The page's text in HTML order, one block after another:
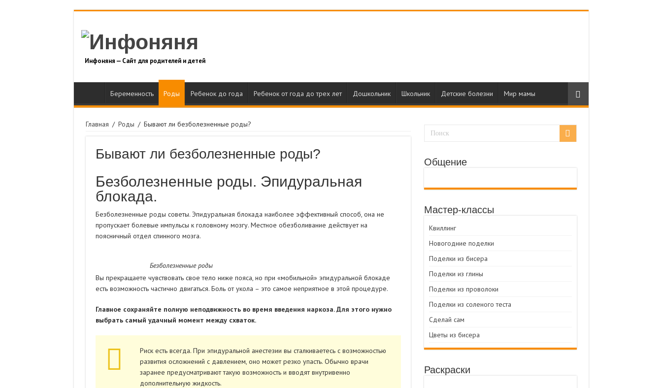
Инфоняня — Сайт для родителей и детей
Беременность Роды Ребенок до года Ребенок от года до трех лет Дошкольник Школьник Детские болезни Мир мамы
Главная / Роды / Бывают ли безболезненные роды?
Бывают ли безболезненные роды?
Безболезненные роды. Эпидуральная
блокада.
Безболезненные роды советы. Эпидуральная блокада наиболее эффективный способ, она не
пропускает болевые импульсы к головному мозгу. Местное обезболивание действует на
поясничный отдел спинного мозга.
Безболезненные роды
Вы прекращаете чувствовать свое тело ниже пояса, но при «мобильной» эпидуральной блокаде
есть возможность частично двигаться. Боль от укола – это самое неприятное в этой процедуре.
Главное сохраняйте полную неподвижность во время введения наркоза. Для этого нужно
выбрать самый удачный момент между схваток.
Риск есть всегда. При эпидуральной анестезии вы сталкиваетесь с возможностью
развития осложнений с давлением, оно может резко упасть. Обычно врачи
заранее предусматривают такую возможность и вводят внутривенно
дополнительную жидкость.
Общение
Мастер-классы
Квиллинг
Новогодние поделки
Поделки из бисера
Поделки из глины
Поделки из проволоки
Поделки из соленого теста
Сделай сам
Цветы из бисера
Раскраски